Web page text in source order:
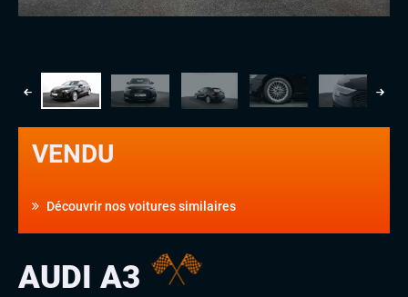
VENDU
Découvrir nos voitures similaires
AUDI A3